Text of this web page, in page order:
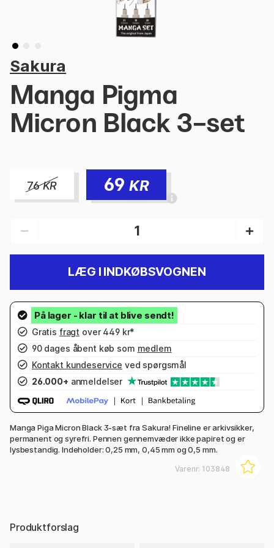
Sakura
Manga Pigma
Micron Black 3-set
76KR 69 KR
LÆG I INDKØBSVOGNEN
Gratis fragt over 449 kr*
90 dages åbent køb som medlem
Kontakt kundeservice ved spørgsmål
26.000+ anmeldelser
Manga Piga Micron Black 3-sæt fra Sakura! Fineline er arkivsikker,
permanent og syrefri. Pennen gennemvæder ikke papiret og er
lysbestandig. Indeholder: 0,25 mm, 0,45 mm og 0,5 mm.
Varenr: 103848
Produktforslag